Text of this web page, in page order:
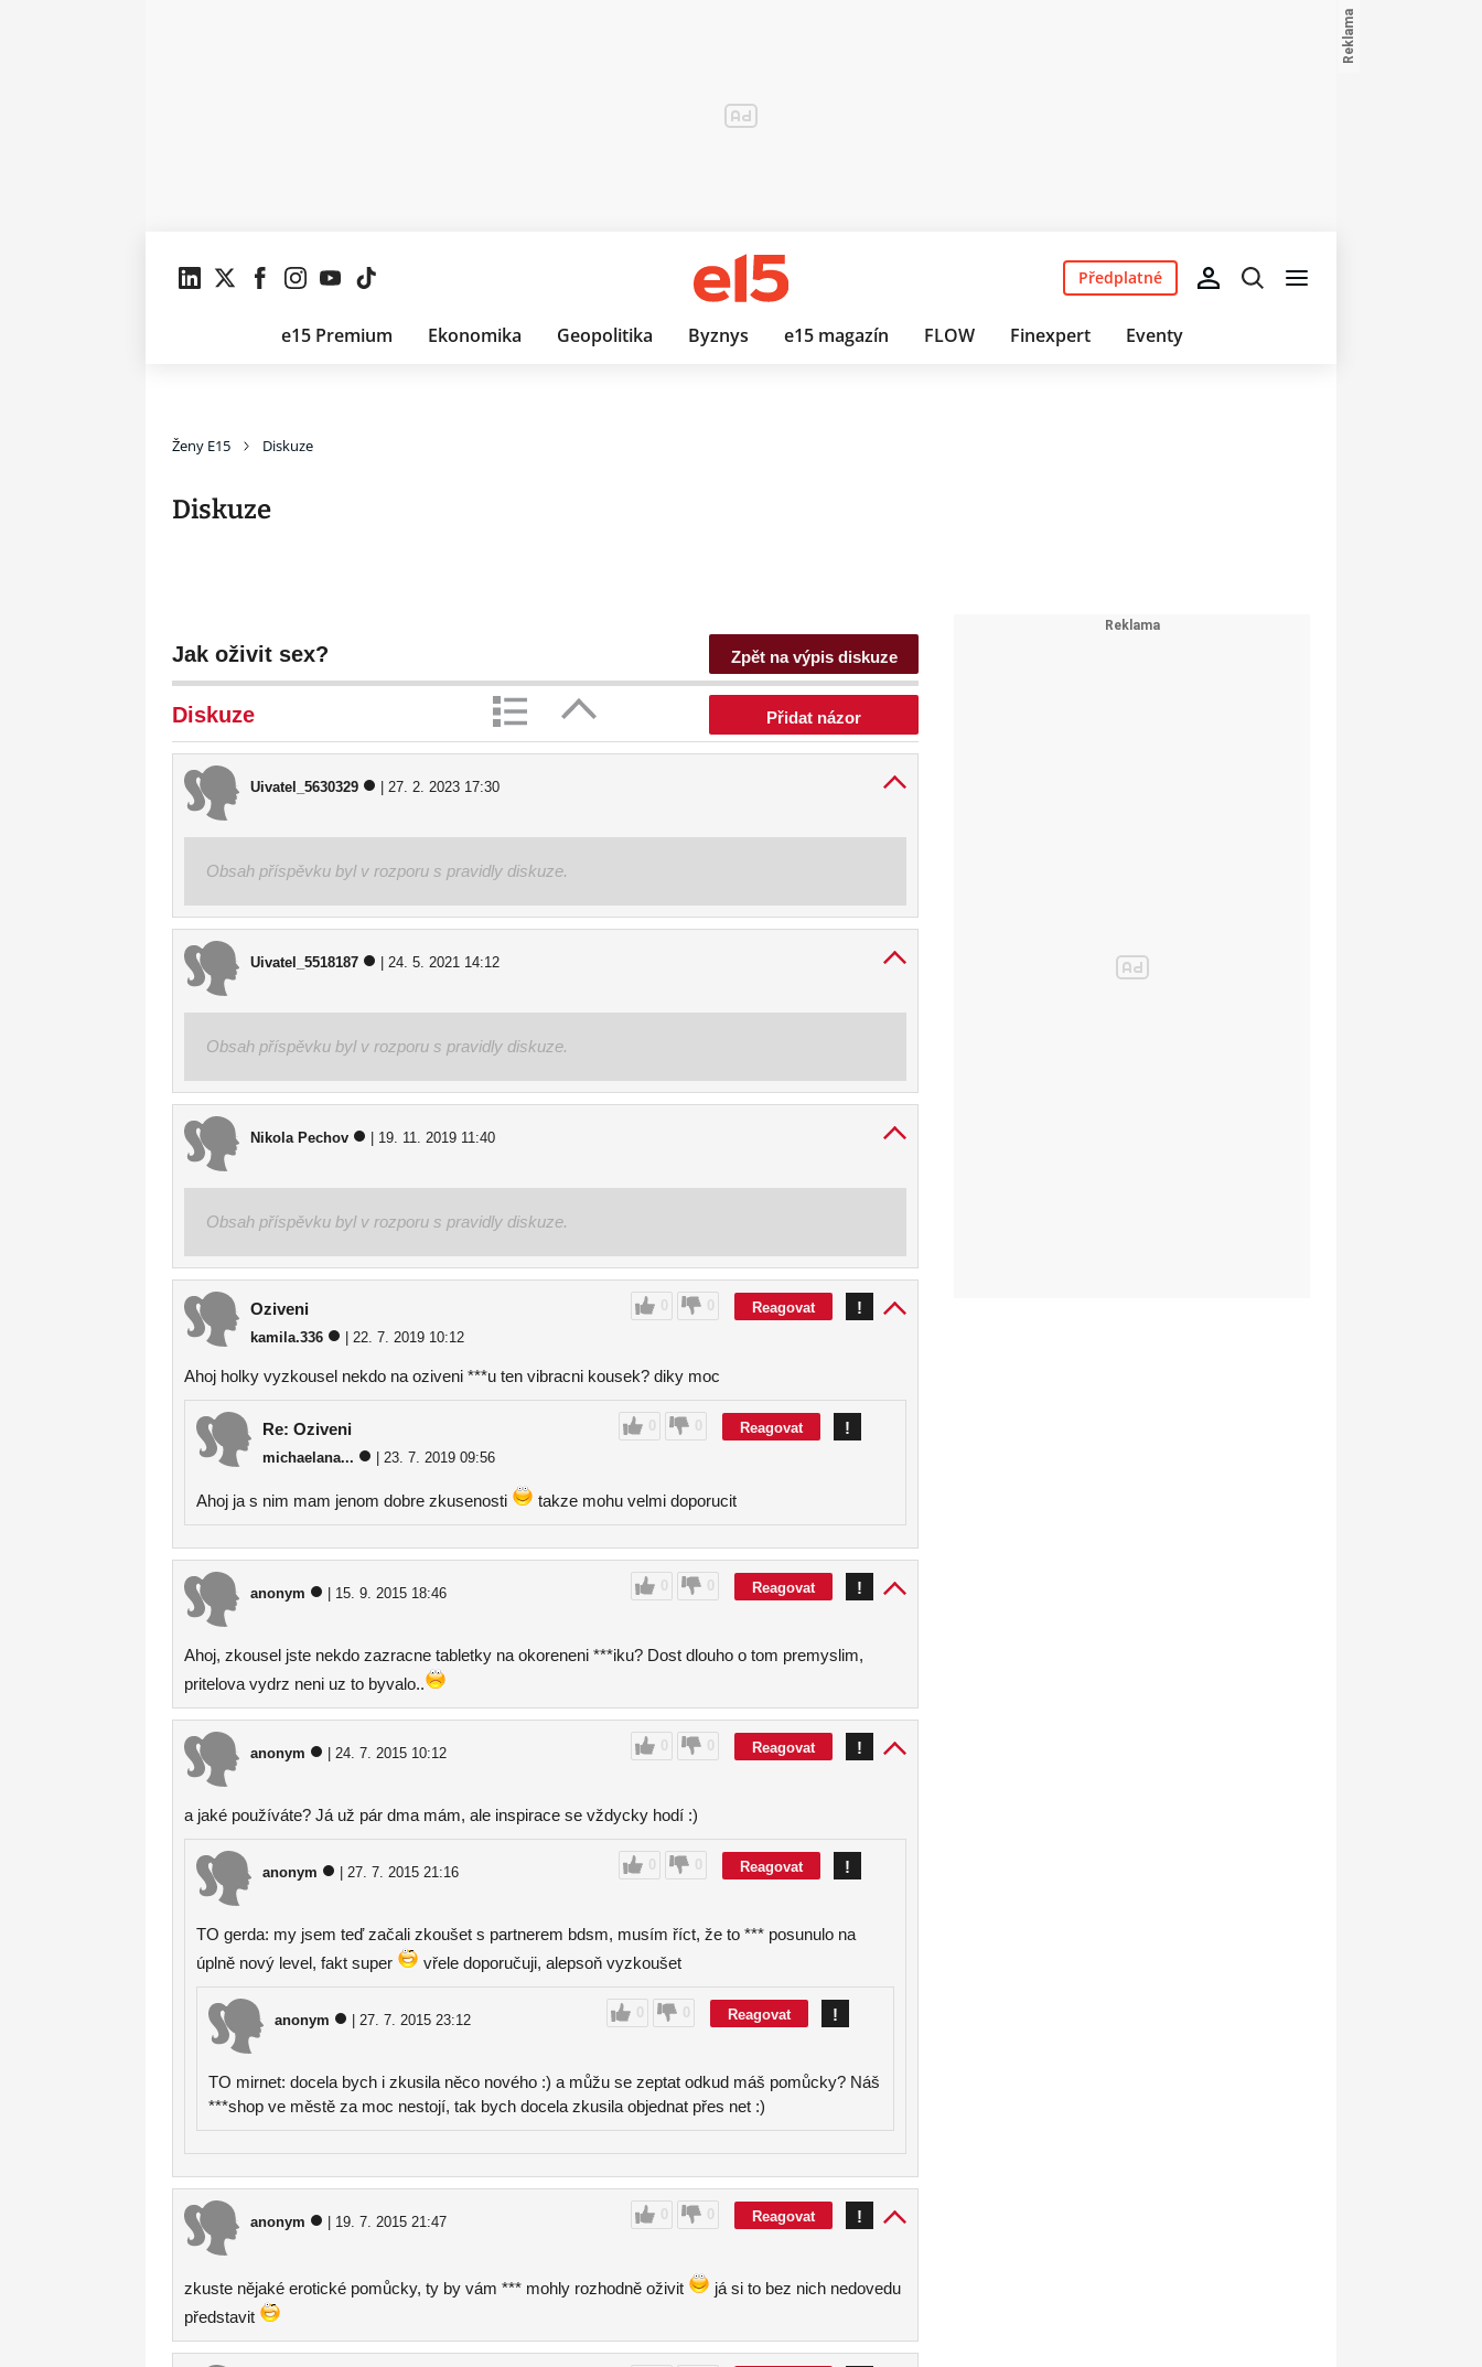
e15 Premium Ekonomika Geopolitika Byznys e15 magazín FLOW Finexpert Eventy
Předplatné
Ženy E15 Diskuze
Diskuze
Jak oživit sex? Zpět na výpis diskuze
Diskuze Přidat názor
Uivatel_5630329 | 27. 2. 2023 17:30
Obsah příspěvku byl v rozporu s pravidly diskuze.
Uivatel_5518187 | 24. 5. 2021 14:12
Obsah příspěvku byl v rozporu s pravidly diskuze.
Nikola Pechov | 19. 11. 2019 11:40
Obsah příspěvku byl v rozporu s pravidly diskuze.
Oziveni
kamila.336 | 22. 7. 2019 10:12
0 0 Reagovat !
Ahoj holky vyzkousel nekdo na oziveni ***u ten vibracni kousek? diky moc
Re: Oziveni
michaelana... | 23. 7. 2019 09:56
0 0 Reagovat !
Ahoj ja s nim mam jenom dobre zkusenosti takze mohu velmi doporucit
anonym | 15. 9. 2015 18:46 0 0 Reagovat !
Ahoj, zkousel jste nekdo zazracne tabletky na okoreneni ***iku? Dost dlouho o tom premyslim,
pritelova vydrz neni uz to byvalo..
anonym | 24. 7. 2015 10:12 0 0 Reagovat !
a jaké používáte? Já už pár dma mám, ale inspirace se vždycky hodí :)
anonym | 27. 7. 2015 21:16 0 0 Reagovat !
TO gerda: my jsem teď začali zkoušet s partnerem bdsm, musím říct, že to *** posunulo na
úplně nový level, fakt super
vřele doporučuji, alepsoň vyzkoušet
anonym | 27. 7. 2015 23:12 0 0 Reagovat !
TO mirnet: docela bych i zkusila něco nového :) a můžu se zeptat odkud máš pomůcky? Náš
***shop ve městě za moc nestojí, tak bych docela zkusila objednat přes net :)
anonym | 19. 7. 2015 21:47 0 0 Reagovat !
zkuste nějaké erotické pomůcky, ty by vám *** mohly rozhodně oživit
já si to bez nich nedovedu
představit